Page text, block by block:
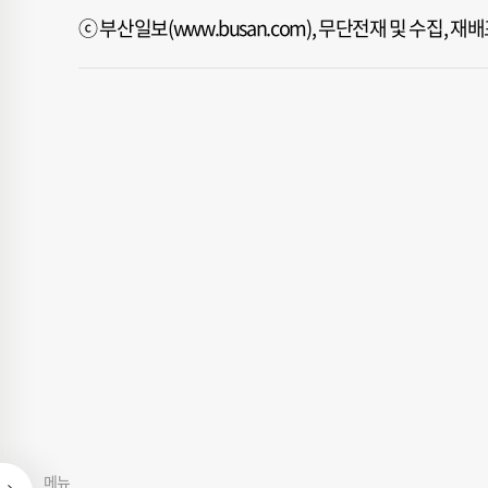
메뉴
ⓒ 부산일보(www.busan.com), 무단전재 및 수집, 재